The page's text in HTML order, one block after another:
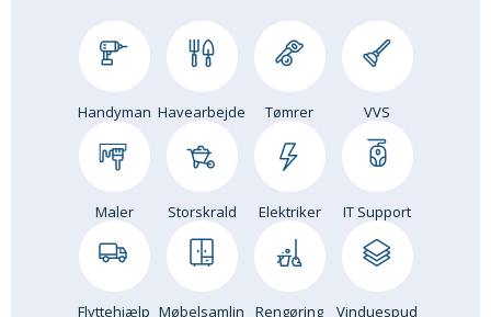
Tips Og Tricks
Belægning
Handyman Havearbejde Tømrer VVS
Maler Storskrald Elektriker IT Support
Flyttehjælp Møbelsamlin
Rengøring
Vinduespud